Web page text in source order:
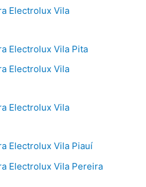
Electrolux Vila
Electrolux Vila Pita
Electrolux Vila
Electrolux Vila
Electrolux Vila Piauí
Electrolux Vila Pereira